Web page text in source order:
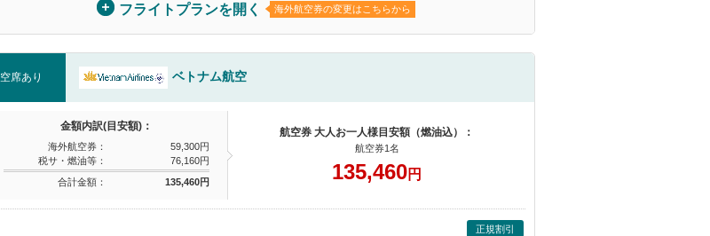
フライトプランを開く 海外航空券の変更はこちらから
空席あり ベトナム航空
金額内訳(目安額)：
海外航空券：
59,300円
税サ・燃油等：
76,160円
合計金額：
135,460円
航空券 大人お一人様目安額（燃油込）：
航空券1名
135,460円
正規割引